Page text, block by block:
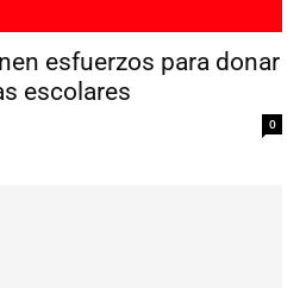
esfuerzos para donar
escolares
0